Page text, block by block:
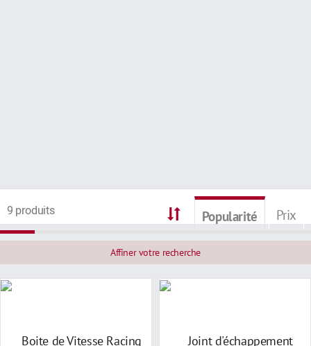
9 produits Popularité Prix
Affiner votre recherche